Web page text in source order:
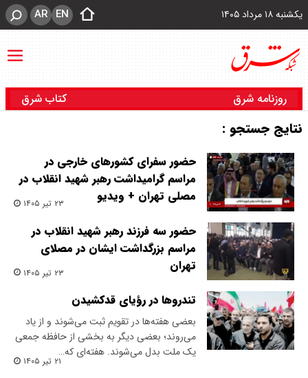
یکشنبه ۱۸ مرداد ۱۴۰۵ EN
AR
روزنامه شرق کتاب شرق
نتایج جستجو :
حضور سفرای کشورهای خارجی در
مراسم گرامیداشت رهبر شهید انقلاب در
مصلی تهران + ویدیو
۲۳ تیر ۱۴۰۵
حضور سه فرزند رهبر شهید انقلاب در
مراسم بزرگداشت ایشان در مصلای
تهران
۲۳ تیر ۱۴۰۵
تندروها در رؤیای قدکشیدن‌
بعضی هفته‌ها در تقویم ثبت می‌شوند و از یاد
می‌روند؛ بعضی دیگر به بخشی از حافظه جمعی
یک ملت بدل می‌شوند. هفته‌ای که…
۲۱ تیر ۱۴۰۵